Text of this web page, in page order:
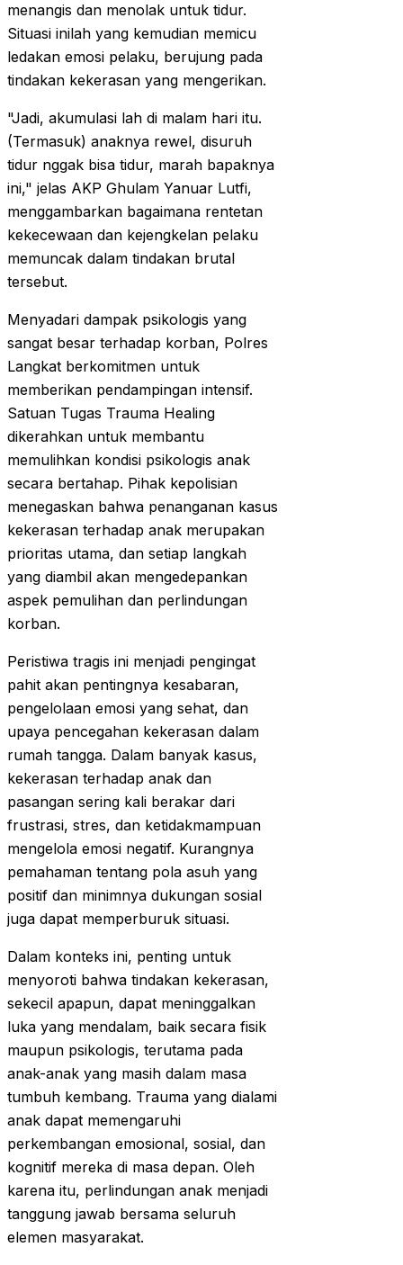
menangis dan menolak untuk tidur.
Situasi inilah yang kemudian memicu
ledakan emosi pelaku, berujung pada
tindakan kekerasan yang mengerikan.
"Jadi, akumulasi lah di malam hari itu.
(Termasuk) anaknya rewel, disuruh
tidur nggak bisa tidur, marah bapaknya
ini," jelas AKP Ghulam Yanuar Lutfi,
menggambarkan bagaimana rentetan
kekecewaan dan kejengkelan pelaku
memuncak dalam tindakan brutal
tersebut.
Menyadari dampak psikologis yang
sangat besar terhadap korban, Polres
Langkat berkomitmen untuk
memberikan pendampingan intensif.
Satuan Tugas Trauma Healing
dikerahkan untuk membantu
memulihkan kondisi psikologis anak
secara bertahap. Pihak kepolisian
menegaskan bahwa penanganan kasus
kekerasan terhadap anak merupakan
prioritas utama, dan setiap langkah
yang diambil akan mengedepankan
aspek pemulihan dan perlindungan
korban.
Peristiwa tragis ini menjadi pengingat
pahit akan pentingnya kesabaran,
pengelolaan emosi yang sehat, dan
upaya pencegahan kekerasan dalam
rumah tangga. Dalam banyak kasus,
kekerasan terhadap anak dan
pasangan sering kali berakar dari
frustrasi, stres, dan ketidakmampuan
mengelola emosi negatif. Kurangnya
pemahaman tentang pola asuh yang
positif dan minimnya dukungan sosial
juga dapat memperburuk situasi.
Dalam konteks ini, penting untuk
menyoroti bahwa tindakan kekerasan,
sekecil apapun, dapat meninggalkan
luka yang mendalam, baik secara fisik
maupun psikologis, terutama pada
anak-anak yang masih dalam masa
tumbuh kembang. Trauma yang dialami
anak dapat memengaruhi
perkembangan emosional, sosial, dan
kognitif mereka di masa depan. Oleh
karena itu, perlindungan anak menjadi
tanggung jawab bersama seluruh
elemen masyarakat.